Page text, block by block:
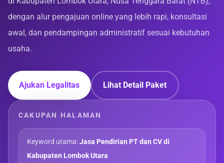
dengan alur pengajuan online yang lebih rapi, konsultasi
awal, dan pendampingan administratif sesuai kebutuhan
usaha.
Ajukan Legalitas Lihat Detail Paket
CAKUPAN HALAMAN
Keyword utama:Jasa Pendirian PT dan CV di
Kabupaten Lombok Utara